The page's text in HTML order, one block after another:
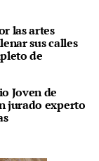
las artes
sus calles
de
Joven de
jurado experto